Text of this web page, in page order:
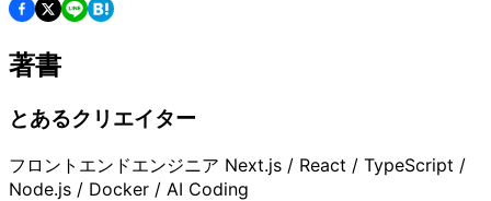
著書
とあるクリエイター
フロントエンドエンジニア Next.js / React / TypeScript /
Node.js / Docker / AI Coding